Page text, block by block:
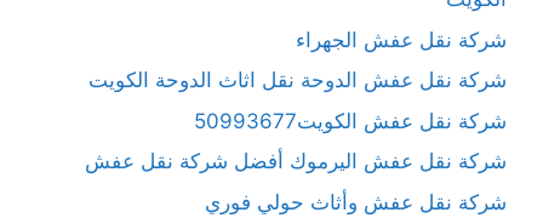
شركة نقل عفش الجهراء
شركة نقل عفش الدوحة نقل اثاث الدوحة الكويت
شركة نقل عفش الكويت50993677
شركة نقل عفش اليرموك أفضل شركة نقل عفش
شركة نقل عفش وأثاث حولي فوري